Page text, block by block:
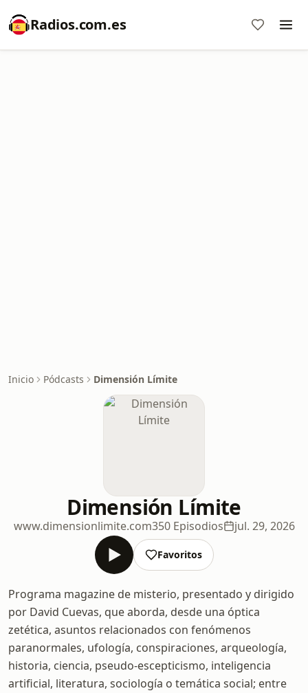
Radios.com.es
Inicio Pódcasts Dimensión Límite
Dimensión Límite
www.dimensionlimite.com350 Episodios jul. 29, 2026
Favoritos
Programa magazine de misterio, presentado y dirigido
por David Cuevas, que aborda, desde una óptica
zetética, asuntos relacionados con fenómenos
paranormales, ufología, conspiraciones, arqueología,
historia, ciencia, pseudo-escepticismo, inteligencia
artificial, literatura, sociología o temática social; entre